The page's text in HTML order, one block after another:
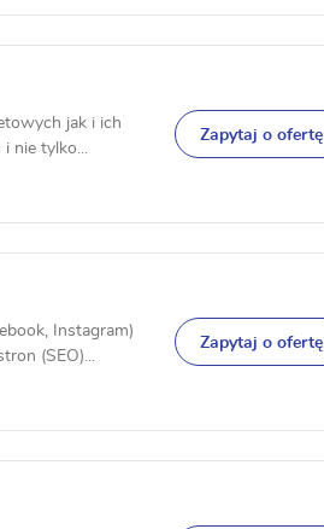
jak i ich
i nie tylko...
Zapytaj o ofertę
Instagram)
(SEO)...
Zapytaj o ofertę